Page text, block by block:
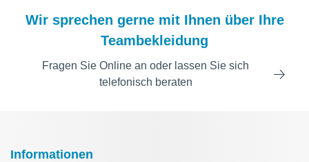
Wir sprechen gerne mit Ihnen über Ihre
Teambekleidung
Fragen Sie Online an oder lassen Sie sich
telefonisch beraten
Informationen